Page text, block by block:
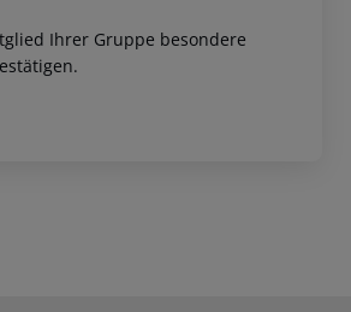
Ihrer Gruppe besondere